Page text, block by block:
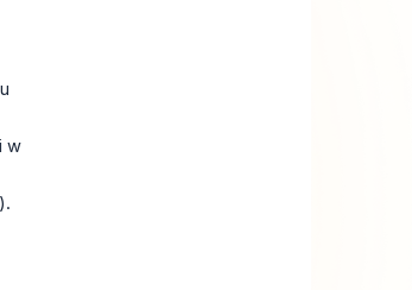
w
).